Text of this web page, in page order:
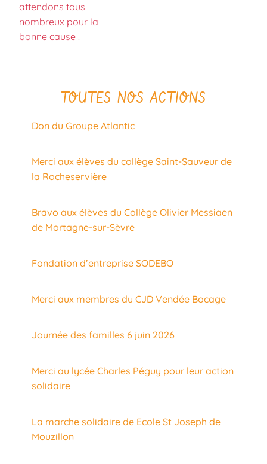
TOUTES NOS ACTIONS
Don du Groupe Atlantic
Merci aux élèves du collège Saint-Sauveur de
la Rocheservière
Bravo aux élèves du Collège Olivier Messiaen
de Mortagne-sur-Sèvre
Fondation d’entreprise SODEBO
Merci aux membres du CJD Vendée Bocage
Journée des familles 6 juin 2026
Merci au lycée Charles Péguy pour leur action
solidaire
La marche solidaire de Ecole St Joseph de
Mouzillon
attendons tous
nombreux pour la
bonne cause !